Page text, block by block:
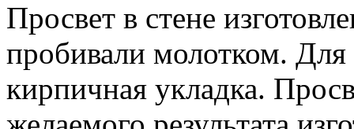
Просвет в стене
пробивали молотком. Для
кирпичная укладка.